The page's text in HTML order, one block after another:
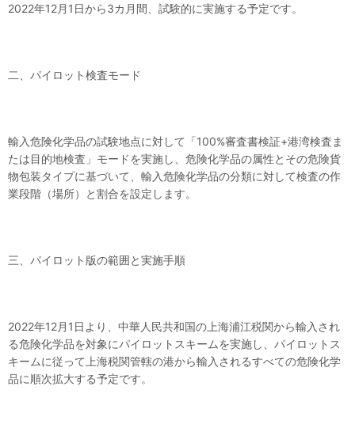
2022年12月1日から3カ月間、試験的に実施する予定です。
二、パイロット検査モード
輸入危険化学品の試験地点に対して「100%審査書検証+港湾検査ま
たは目的地検査」モードを実施し、危険化学品の属性とその危険貨
物包装タイプに基づいて、輸入危険化学品の分類に対して検査の作
業段階（場所）と割合を設定します。
三、パイロット版の範囲と実施手順
2022年12月1日より、中華人民共和国の上海浦江税関から輸入され
る危険化学品を対象にパイロットスキームを実施し、パイロットス
キームに従って上海税関管轄の港から輸入されるすべての危険化学
品に順次拡大する予定です。